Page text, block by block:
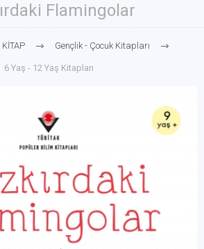
Flamingolar
KİTAP Gençlik - Çocuk Kitapları
6 Yaş - 12 Yaş Kitapları